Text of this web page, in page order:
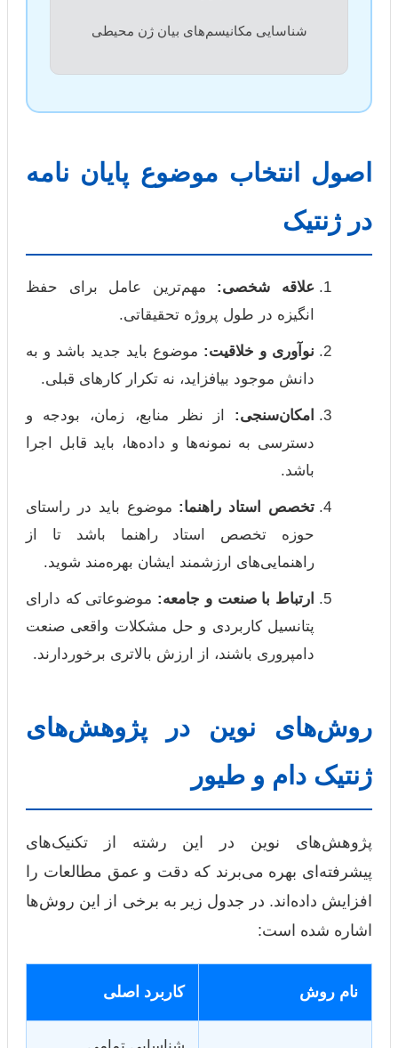
شناسایی مکانیسم‌های بیان ژن محیطی
اصول انتخاب موضوع پایان نامه
در ژنتیک
علاقه شخصی: مهم‌ترین عامل برای حفظ
انگیزه در طول پروژه تحقیقاتی.
نوآوری و خلاقیت: موضوع باید جدید باشد و به
دانش موجود بیافزاید، نه تکرار کارهای قبلی.
امکان‌سنجی: از نظر منابع، زمان، بودجه و
دسترسی به نمونه‌ها و داده‌ها، باید قابل اجرا
باشد.
تخصص استاد راهنما: موضوع باید در راستای
حوزه تخصص استاد راهنما باشد تا از
راهنمایی‌های ارزشمند ایشان بهره‌مند شوید.
ارتباط با صنعت و جامعه: موضوعاتی که دارای
پتانسیل کاربردی و حل مشکلات واقعی صنعت
دامپروری باشند، از ارزش بالاتری برخوردارند.
روش‌های نوین در پژوهش‌های
ژنتیک دام و طیور
پژوهش‌های نوین در این رشته از تکنیک‌های
پیشرفته‌ای بهره می‌برند که دقت و عمق مطالعات را
افزایش داده‌اند. در جدول زیر به برخی از این روش‌ها
اشاره شده است:
نام روش کاربرد اصلی